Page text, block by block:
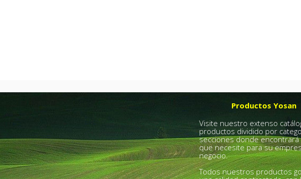
Productos Yosan
Visite nuestro extenso
productos dividido por
secciones donde
que necesite para su
negocio.
Todos nuestros productos